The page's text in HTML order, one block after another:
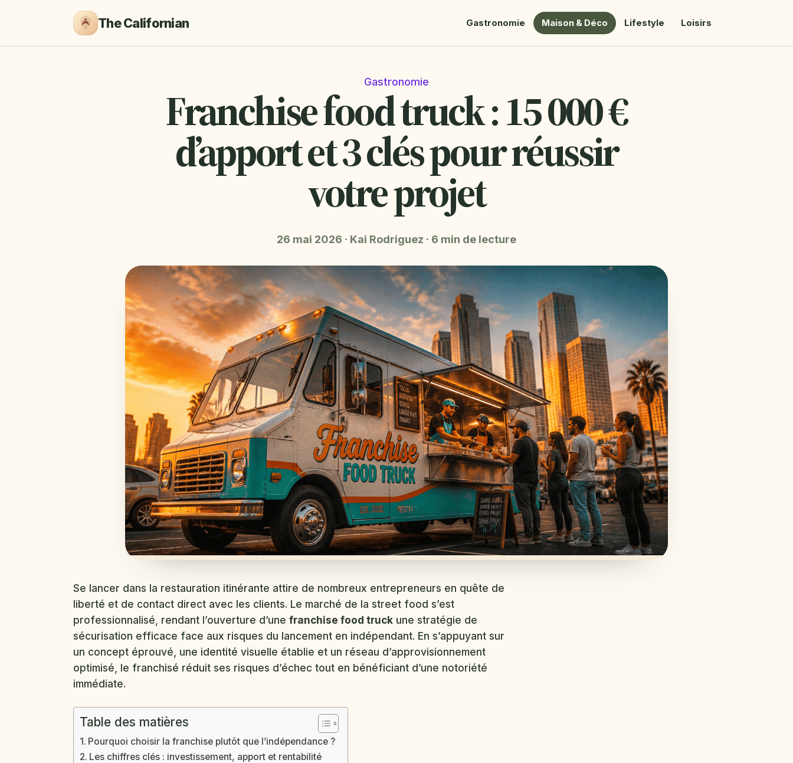
The Californian Gastronomie Maison & Déco Lifestyle Loisirs
Gastronomie
Franchise food truck : 15 000 €
d’apport et 3 clés pour réussir
votre projet
26 mai 2026 · Kai Rodriguez · 6 min de lecture
Se lancer dans la restauration itinérante attire de nombreux entrepreneurs en quête de
liberté et de contact direct avec les clients. Le marché de la street food s’est
professionnalisé, rendant l’ouverture d’une franchise food truck une stratégie de
sécurisation efficace face aux risques du lancement en indépendant. En s’appuyant sur
un concept éprouvé, une identité visuelle établie et un réseau d’approvisionnement
optimisé, le franchisé réduit ses risques d’échec tout en bénéficiant d’une notoriété
immédiate.
Table des matières
Pourquoi choisir la franchise plutôt que l’indépendance ?
Les chiffres clés : investissement, apport et rentabilité